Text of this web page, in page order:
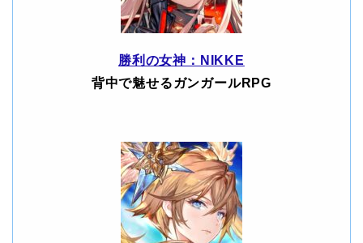
勝利の女神：NIKKE
背中で魅せるガンガールRPG